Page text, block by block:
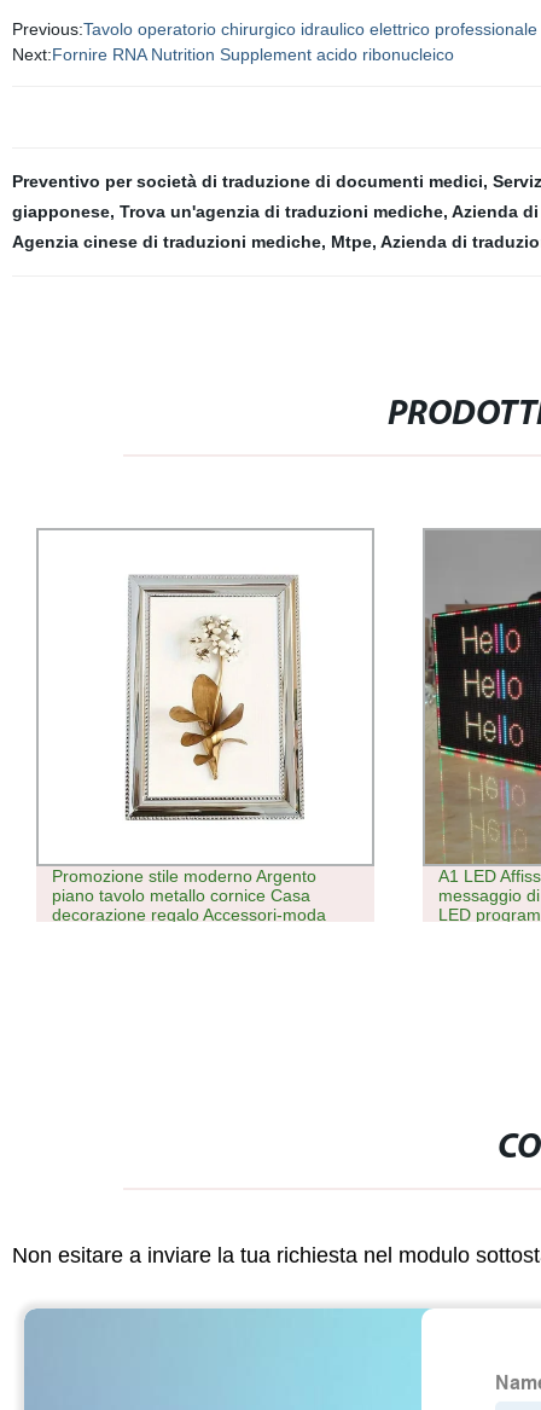
Previous:Tavolo operatorio chirurgico idraulico elettrico
Next:Fornire RNA Nutrition Supplement acido ribonucleico
Preventivo per società di traduzione di documenti medici,
giapponese, Trova un'agenzia di traduzioni mediche, Azienda
Agenzia cinese di traduzioni mediche, Mtpe, Azienda di
A1 LED Affissioni LED RGB per interno
messaggio di scorrimento dei segnali
LED programmabili Display LED
Test rapido
dengue/Test
uso
Non esitare a inviare la tua richiesta nel modulo